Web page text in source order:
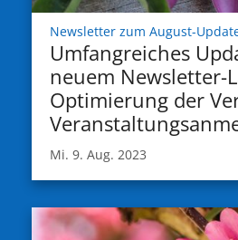
Newsletter zum August-
Umfangreiches
neuem Newsletter-
Optimierung der
Mi. 9. Aug. 2023